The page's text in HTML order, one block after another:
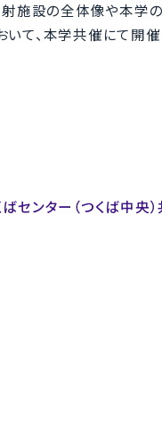
施設の全体像や本学
て、本学共催にて開催
ンター（つくば中央